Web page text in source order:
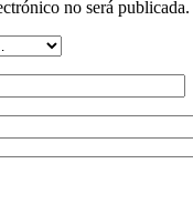
no será publicada.